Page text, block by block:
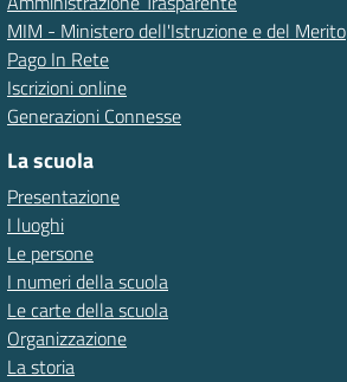
MIM - Ministero dell'Istruzione e del Merito
Pago In Rete
Iscrizioni online
Generazioni Connesse
La scuola
Presentazione
I luoghi
Le persone
I numeri della scuola
Le carte della scuola
Organizzazione
La storia